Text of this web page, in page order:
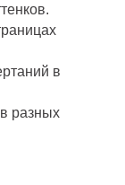
в
разных